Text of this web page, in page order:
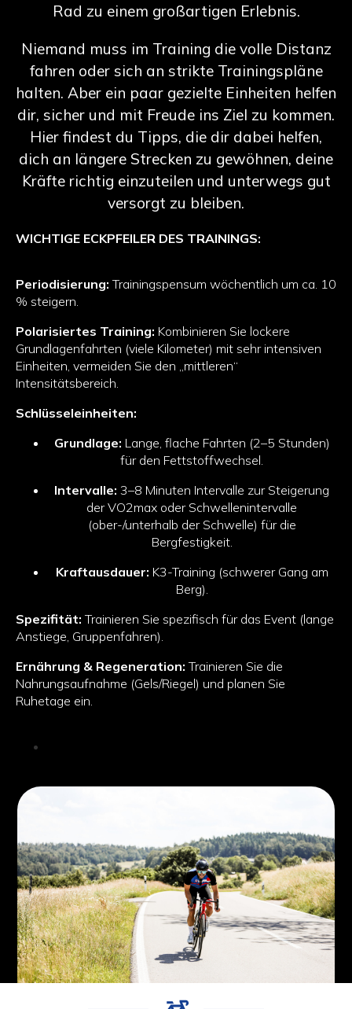
Rad zu einem großartigen Erlebnis.
Niemand muss im Training die volle Distanz
fahren oder sich an strikte Trainingspläne
halten. Aber ein paar gezielte Einheiten helfen
dir, sicher und mit Freude ins Ziel zu kommen.
Hier findest du Tipps, die dir dabei helfen,
dich an längere Strecken zu gewöhnen, deine
Kräfte richtig einzuteilen und unterwegs gut
versorgt zu bleiben.
WICHTIGE ECKPFEILER DES TRAININGS:
Periodisierung: Trainingspensum wöchentlich um ca. 10
% steigern.
Polarisiertes Training: Kombinieren Sie lockere
Grundlagenfahrten (viele Kilometer) mit sehr intensiven
Einheiten, vermeiden Sie den „mittleren“
Intensitätsbereich.
Schlüsseleinheiten:
Grundlage: Lange, flache Fahrten (2–5 Stunden)
für den Fettstoffwechsel.
Intervalle: 3–8 Minuten Intervalle zur Steigerung
der VO2max oder Schwellenintervalle
(ober-/unterhalb der Schwelle) für die
Bergfestigkeit.
Kraftausdauer: K3-Training (schwerer Gang am
Berg).
Spezifität: Trainieren Sie spezifisch für das Event (lange
Anstiege, Gruppenfahren).
Ernährung & Regeneration: Trainieren Sie die
Nahrungsaufnahme (Gels/Riegel) und planen Sie
Ruhetage ein.